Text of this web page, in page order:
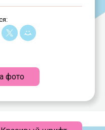
фото